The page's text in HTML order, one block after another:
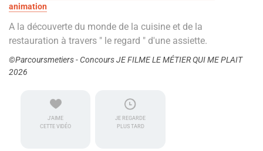
animation
A la découverte du monde de la cuisine et de la
restauration à travers " le regard " d'une assiette.
©Parcoursmetiers - Concours JE FILME LE MÉTIER QUI ME PLAIT
2026
J'AIME
CETTE VIDÉO
JE REGARDE
PLUS TARD